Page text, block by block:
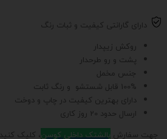
دارای گارانتی کیفیت و ثبات رنگ
روکش زیپدار
پشت و رو طرحدار
جنس مخمل
100% قابل شستشو و رنگ ثابت
دارای بهترین کیفیت در چاپ و دوخت
ارسال حدود 20 روز کاری
جهت سفارش بالشتک داخلی کوسن، کلیک کنید.